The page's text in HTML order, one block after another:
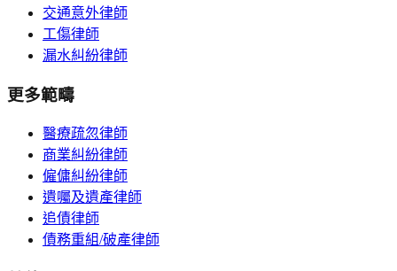
交通意外律師
工傷律師
漏水糾紛律師
更多範疇
醫療疏忽律師
商業糾紛律師
僱傭糾紛律師
遺囑及遺產律師
追債律師
債務重組/破產律師